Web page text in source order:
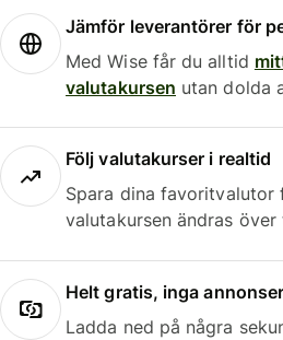
Jämför leverantörer för
Med Wise får du alltid
valutakursen utan dolda
Följ valutakurser i realtid
Spara dina favoritvalutor
valutakursen ändras över
Helt gratis, inga annonser
Ladda ned på några